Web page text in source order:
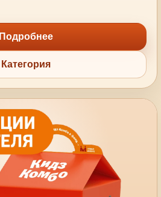
Подробнее
Категория